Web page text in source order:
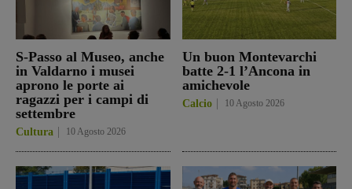
S-Passo al Museo, anche
in Valdarno i musei
aprono le porte ai
ragazzi per i campi di
settembre
Cultura 10 Agosto 2026
Un buon Montevarchi
batte 2-1 l’Ancona in
amichevole
Calcio 10 Agosto 2026